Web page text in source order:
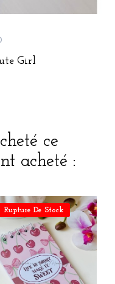
Girl
ce
acheté :
Rupture De Stock